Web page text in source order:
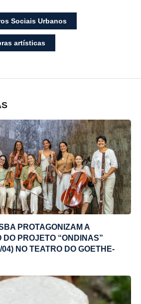
Sociais Urbanos
artísticas
PROTAGONIZAM A
PROJETO “ONDINAS”
04) NO TEATRO DO GOETHE-